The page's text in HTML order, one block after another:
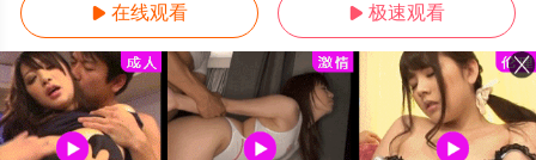
 在线观看  极速观看